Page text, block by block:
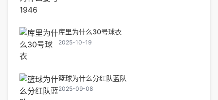
库里为什么30号球衣
2025-10-19
篮球为什么分红队蓝队
2025-09-08